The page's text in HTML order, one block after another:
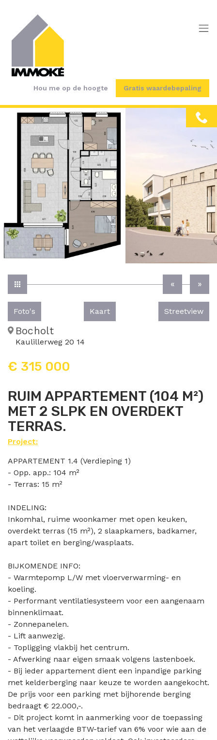
Hou me op de hoogte Gratis waardebepaling
RUIM APPARTEMENT (104 M²)
MET 2 SLPK EN OVERDEKT
TERRAS.
Project:
Bocholt
Kaulillerweg 20 14
€ 315 000
Foto's Kaart Streetview
APPARTEMENT 1.4 (Verdieping 1)
- Opp. app.: 104 m²
- Terras: 15 m²
INDELING:
Inkomhal, ruime woonkamer met open keuken,
overdekt terras (15 m²), 2 slaapkamers, badkamer,
apart toilet en berging/wasplaats.
BIJKOMENDE INFO:
- Warmtepomp L/W met vloerverwarming- en
koeling.
- Performant ventilatiesysteem voor een aangenaam
binnenklimaat.
- Zonnepanelen.
- Lift aanwezig.
- Topligging vlakbij het centrum.
- Afwerking naar eigen smaak volgens lastenboek.
- Bij ieder appartement dient een inpandige parking
met kelderberging naar keuze te worden aangekocht.
De prijs voor een parking met bijhorende berging
bedraagt € 22.000,-.
- Dit project komt in aanmerking voor de toepassing
van het verlaagde BTW-tarief van 6% voor wie aan de